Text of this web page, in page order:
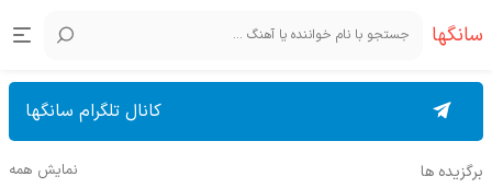
سانگها
کانال تلگرام سانگها
برگزیده ها نمایش همه